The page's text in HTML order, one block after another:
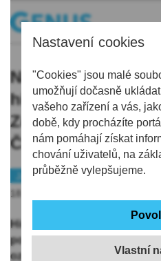
Nastavení cookies
"Cookies" jsou malé
umožňují dočasně
vašeho zařízení a vás,
době, kdy procházíte
nám pomáhají získat
chování uživatelů, na
průběžně vylepšujeme.
Vlastní
Na Zubačce v
historický
Zdolá trasu s
ČR
Jablonecko
Zajímavost
18.05.2026 | 14:36
Historický motorový vůz
poprvé vyjede na
ozubnicové trati z Tanvaldu